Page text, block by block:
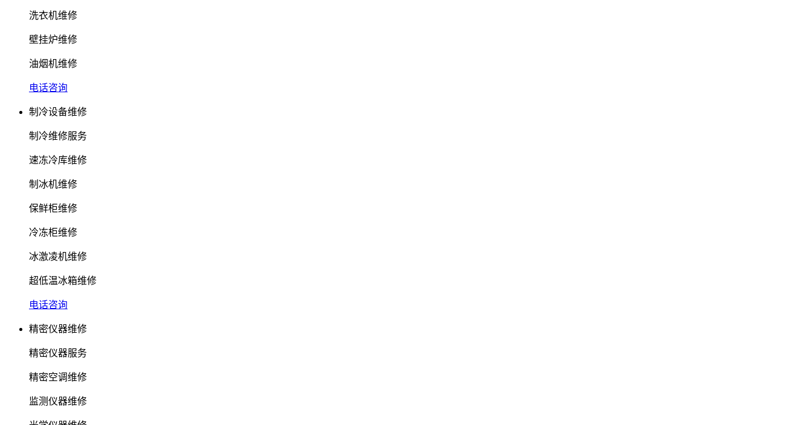
洗衣机维修
壁挂炉维修
油烟机维修
电话咨询
制冷设备维修
制冷维修服务
速冻冷库维修
制冰机维修
保鲜柜维修
冷冻柜维修
冰激凌机维修
超低温冰箱维修
电话咨询
精密仪器维修
精密仪器服务
精密空调维修
监测仪器维修